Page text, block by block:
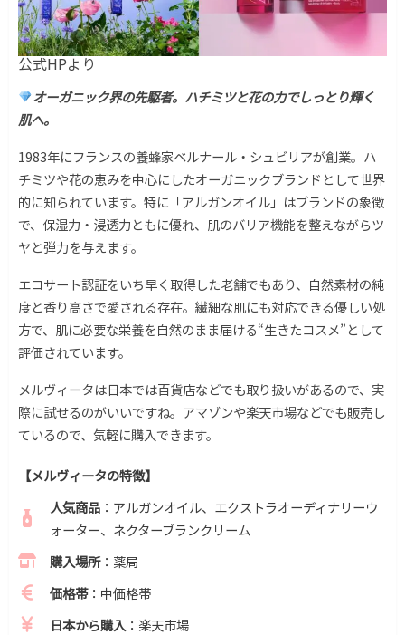
公式HPより
オーガニック界の先駆者。ハチミツと花の力でしっとり輝く
肌へ。
1983年にフランスの養蜂家ベルナール・シュビリアが創業。ハ
チミツや花の恵みを中心にしたオーガニックブランドとして世界
的に知られています。特に「アルガンオイル」はブランドの象徴
で、保湿力・浸透力ともに優れ、肌のバリア機能を整えながらツ
ヤと弾力を与えます。
エコサート認証をいち早く取得した老舗でもあり、自然素材の純
度と香り高さで愛される存在。繊細な肌にも対応できる優しい処
方で、肌に必要な栄養を自然のまま届ける“生きたコスメ”として
評価されています。
メルヴィータは日本では百貨店などでも取り扱いがあるので、実
際に試せるのがいいですね。アマゾンや楽天市場などでも販売し
ているので、気軽に購入できます。
【メルヴィータの特徴】
人気商品 ：アルガンオイル、エクストラオーディナリーウ
ォーター、ネクターブランクリーム
購入場所：薬局
価格帯：中価格帯
日本から購入 ：楽天市場